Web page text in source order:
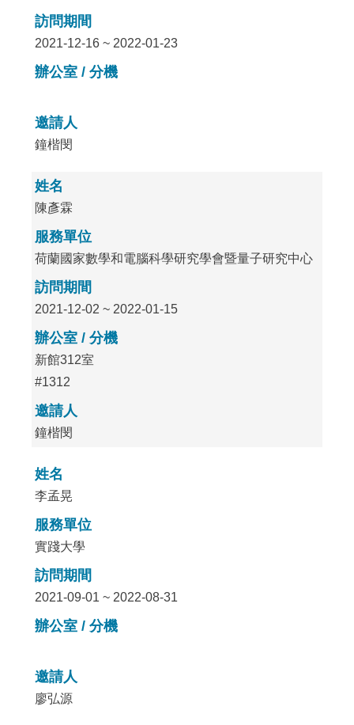
訪問期間
2021-12-16 ~ 2022-01-23
辦公室 / 分機
邀請人
鐘楷閔
姓名
陳彥霖
服務單位
荷蘭國家數學和電腦科學研究學會暨量子研究中心
訪問期間
2021-12-02 ~ 2022-01-15
辦公室 / 分機
新館312室
#1312
邀請人
鐘楷閔
姓名
李孟晃
服務單位
實踐大學
訪問期間
2021-09-01 ~ 2022-08-31
辦公室 / 分機
邀請人
廖弘源